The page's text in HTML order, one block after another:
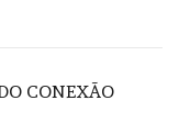
CONEXÃO